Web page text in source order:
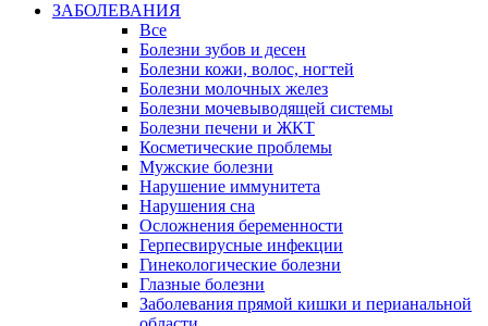
ЗАБОЛЕВАНИЯ
Все
Болезни зубов и десен
Болезни кожи, волос, ногтей
Болезни молочных желез
Болезни мочевыводящей системы
Болезни печени и ЖКТ
Косметические проблемы
Мужские болезни
Нарушение иммунитета
Нарушения сна
Осложнения беременности
Герпесвирусные инфекции
Гинекологические болезни
Глазные болезни
Заболевания прямой кишки и перианальной